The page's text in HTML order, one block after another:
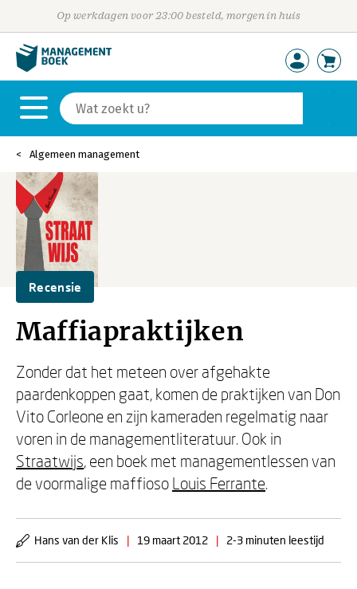
Op werkdagen voor 23:00 besteld, morgen in huis
Algemeen management
Recensie
Maffiapraktijken
Zonder dat het meteen over afgehakte
paardenkoppen gaat, komen de praktijken van Don
Vito Corleone en zijn kameraden regelmatig naar
voren in de managementliteratuur. Ook in
Straatwijs, een boek met managementlessen van
de voormalige maffioso Louis Ferrante.
Hans van der Klis | 19 maart 2012 | 2-3 minuten leestijd